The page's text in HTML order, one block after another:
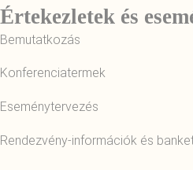
Értekezletek és
Bemutatkozás
Konferenciatermek
Eseménytervezés
Rendezvény‑információk és